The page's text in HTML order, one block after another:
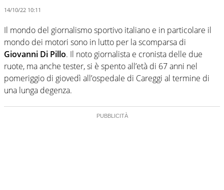
14/10/22 10:11
Il mondo del giornalismo sportivo italiano e in particolare il
mondo dei motori sono in lutto per la scomparsa di
Giovanni Di Pillo. Il noto giornalista e cronista delle due
ruote, ma anche tester, si è spento all’età di 67 anni nel
pomeriggio di giovedì all’ospedale di Careggi al termine di
una lunga degenza.